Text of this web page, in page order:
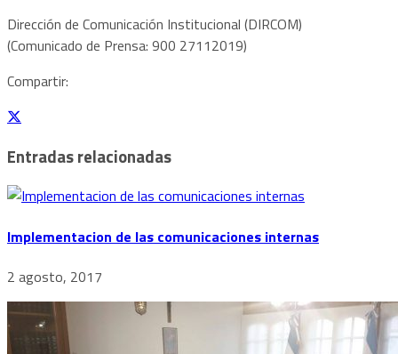
Dirección de Comunicación Institucional (DIRCOM)
(Comunicado de Prensa: 900 27112019)
Compartir:
Entradas relacionadas
Implementacion de las comunicaciones internas
2 agosto, 2017